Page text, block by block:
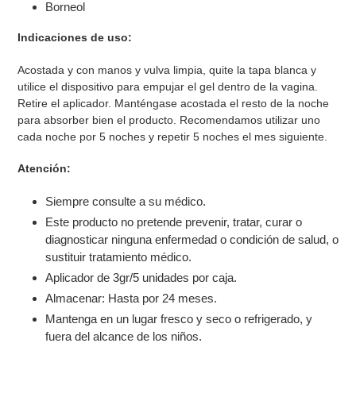
Borneol
Indicaciones de uso:
Acostada y con manos y vulva limpia, quite la tapa blanca y
utilice el dispositivo para empujar el gel dentro de la vagina.
Retire el aplicador. Manténgase acostada el resto de la noche
para absorber bien el producto. Recomendamos utilizar uno
cada noche por 5 noches y repetir 5 noches el mes siguiente.
Atención:
Siempre consulte a su médico.
Este producto no pretende prevenir, tratar, curar o
diagnosticar ninguna enfermedad o condición de salud, o
sustituir tratamiento médico.
Aplicador de 3gr/5 unidades por caja.
Almacenar: Hasta por 24 meses.
Mantenga en un lugar fresco y seco o refrigerado, y
fuera del alcance de los niños.